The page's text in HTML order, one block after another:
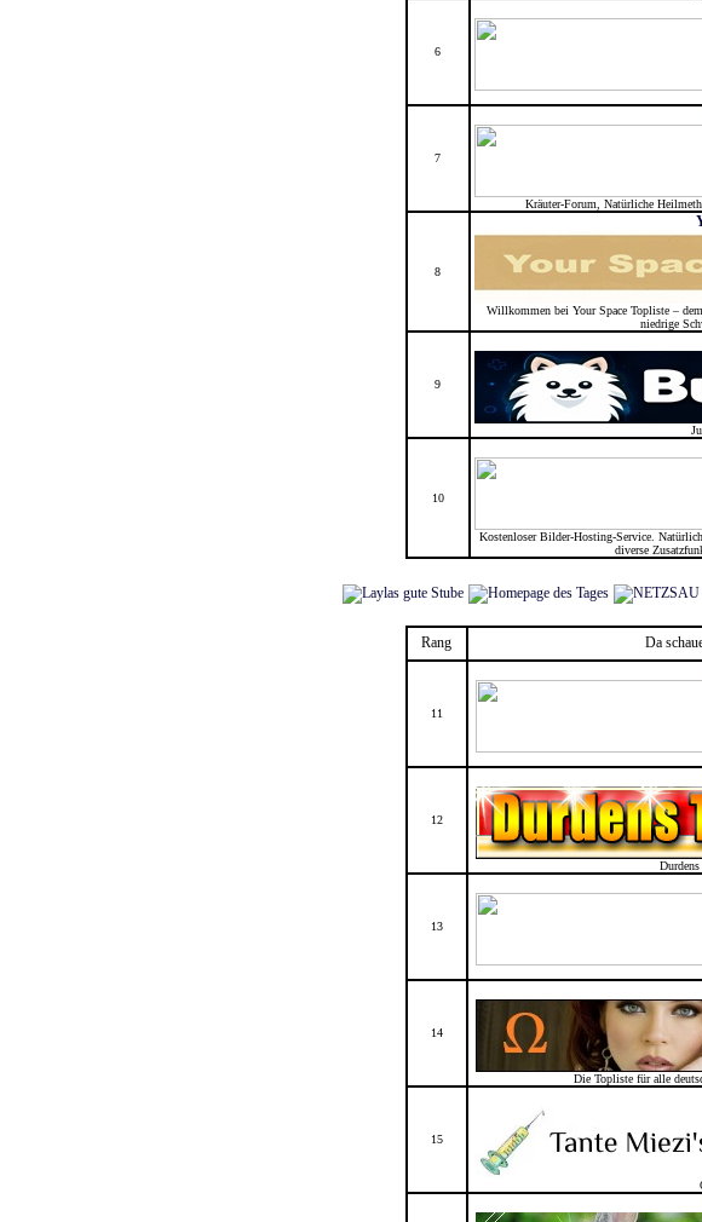
6
7
Kräuter-Forum, Natürliche
8
Willkommen bei Your Space Topliste –
niedrige
9
10
Kostenloser Bilder-Hosting-Service.
diverse
Rang Da
11
12
13
14
Die Topliste für alle
15